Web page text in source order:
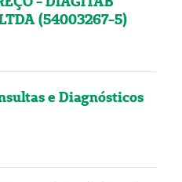
(54003267-5)
e Diagnósticos